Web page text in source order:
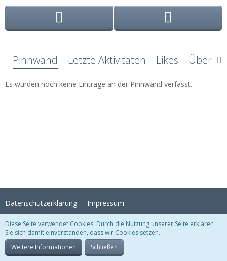
Pinnwand Letzte Aktivitäten Likes Über
Es wurden noch keine Einträge an der Pinnwand verfasst.
Datenschutzerklärung Impressum
Stil:Crystal Temptation , erstellt vonKittMedia
Community-Software:
Diese Seite verwendet Cookies. Durch die Nutzung unserer Seite erklären
Sie sich damit einverstanden, dass wir Cookies setzen.
Weitere Informationen
Schließen